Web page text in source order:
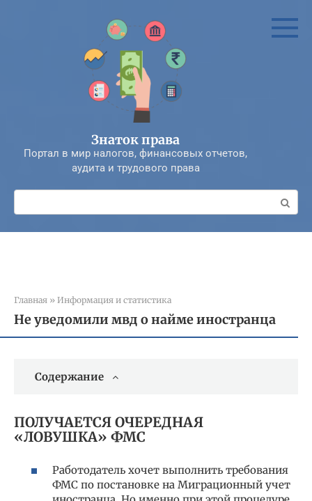
Знаток права
Портал в мир налогов, финансовых отчетов,
аудита и трудового права
Поиск:
Главная » Информация и статистика
Не уведомили мвд о найме иностранца
Содержание
ПОЛУЧАЕТСЯ ОЧЕРЕДНАЯ
«ЛОВУШКА» ФМС
Работодатель хочет выполнить требования
ФМС по постановке на Миграционный учет